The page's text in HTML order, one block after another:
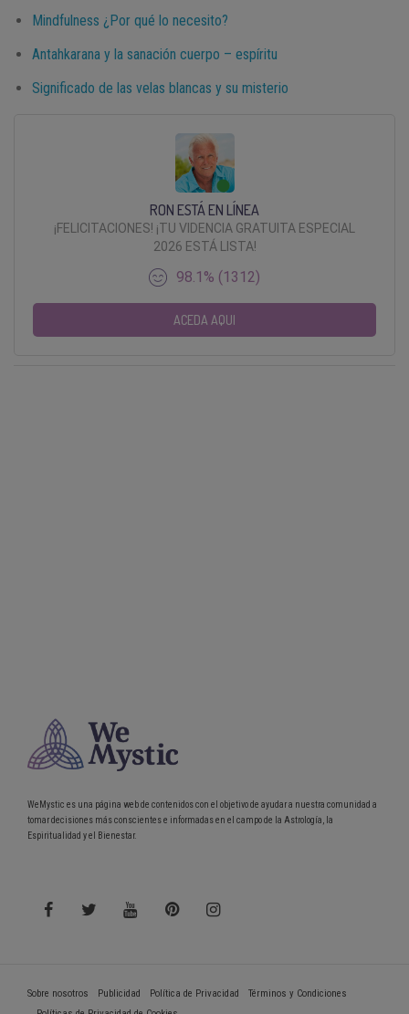
Mindfulness ¿Por qué lo necesito?
Antahkarana y la sanación cuerpo – espíritu
Significado de las velas blancas y su misterio
RON ESTÁ EN LÍNEA
¡FELICITACIONES! ¡TU VIDENCIA GRATUITA ESPECIAL
2026 ESTÁ LISTA!
98.1% (1312)
ACEDA AQUI
WeMystic es una página web de contenidos con el objetivo de ayudar a nuestra comunidad a
tomar decisiones más conscientes e informadas en el campo de la Astrología, la
Espiritualidad y el Bienestar.
Sobre nosotros Publicidad Política de Privacidad
Términos y Condiciones